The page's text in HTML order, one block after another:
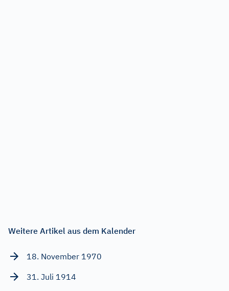
Weitere Artikel aus dem Kalender
18. November 1970
31. Juli 1914